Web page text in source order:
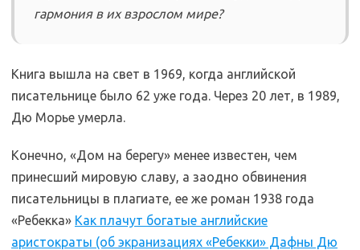
гармония в их взрослом мире?
Книга вышла на свет в 1969, когда английской
писательнице было 62 уже года. Через 20 лет, в 1989,
Дю Морье умерла.
Конечно, «Дом на берегу» менее известен, чем
принесший мировую славу, а заодно обвинения
писательницы в плагиате, ее же роман 1938 года
«Ребекка» Как плачут богатые английские
аристократы (об экранизациях «Ребекки» Дафны Дю